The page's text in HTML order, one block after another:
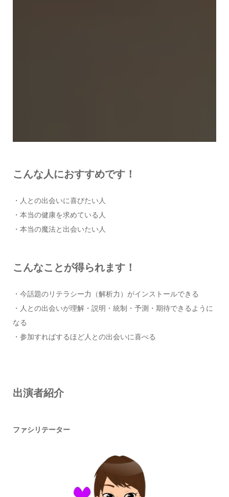
こんな人におすすめです！
・人との出会いに喜びたい人
・本当の健康を求めている人
・本当の魔法と出会いたい人
こんなことが得られます！
・今話題のリテラシー力（解析力）がインストールできる
・人との出会いが理解・説明・統制・予測・期待できるように
なる
・参加すればするほど人との出会いに喜べる
出演者紹介
ファシリテーター